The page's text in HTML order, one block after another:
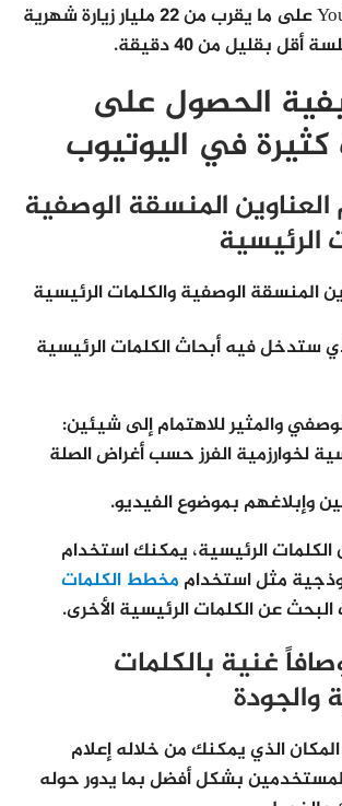
كما يحتوي YouTube على ما يقرب من 22 مليار زيارة شهرية
بقليل من 40 دقيقة.
الحصول على
في اليوتيوب
المنسقة الوصفية
الرئيسية
ستدخل فيه أبحاث الكلمات الرئيسية
والمثير للاهتمام إلى شيئين:
لخوارزمية الفرز حسب أغراض الصلة
وإبلاغهم بموضوع الفيديو.
الرئيسية، يمكنك استخدام
مخطط الكلمات
البحث عن الكلمات الرئيسية الأخرى.
غنية بالكلمات
والجودة
الذي يمكنك من خلاله إعلام
بشكل أفضل بما يدور حوله